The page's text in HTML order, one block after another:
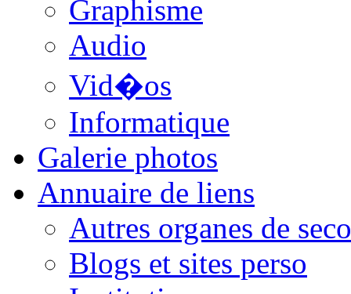
Graphisme
Audio
Vid�os
Informatique
Galerie photos
Annuaire de liens
Autres organes de
Blogs et sites perso